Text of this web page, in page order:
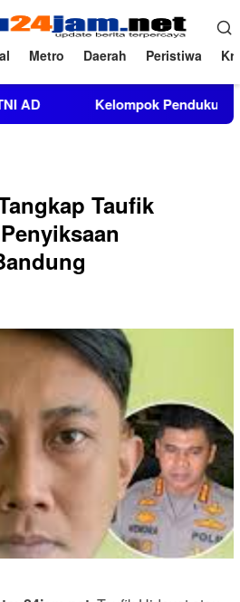
Metro Daerah Peristiwa
Kelompok Pendukung Moha Bin
Taufik